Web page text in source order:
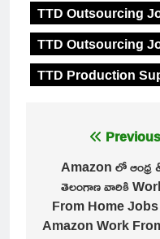
TTD Outsourcing
TTD Outsourcing
TTD Production
navigation
Amazon లో ఆంధ్ర
తెలంగాణ వారికి
From Home
Amazon Work